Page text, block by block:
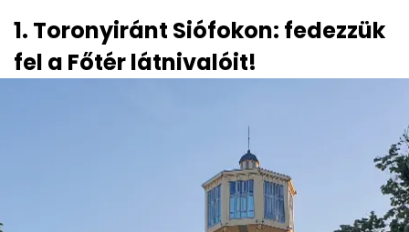
1. Toronyiránt Siófokon: fedezzük
fel a Főtér látnivalóit!